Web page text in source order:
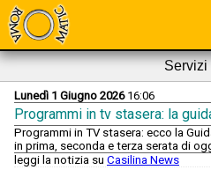
Servizi
Lunedì 1 Giugno 202616:06
Programmi in tv stasera: la
Programmi in TV stasera: ecco la
in prima, seconda e terza serata di
leggi la notizia su Casilina News